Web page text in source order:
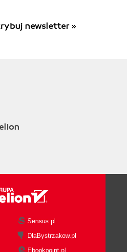
newsletter »
Sensus.pl
DlaBystrzakow.pl
Ebookpoint.pl